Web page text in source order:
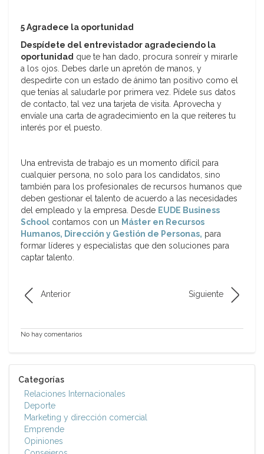
5 Agradece la oportunidad
Despídete del entrevistador agradeciendo la
oportunidad que te han dado, procura sonreír y mirarle
a los ojos. Debes darle un apretón de manos, y
despedirte con un estado de ánimo tan positivo como el
que tenías al saludarle por primera vez. Pídele sus datos
de contacto, tal vez una tarjeta de visita. Aprovecha y
envíale una carta de agradecimiento en la que reiteres tu
interés por el puesto.
Una entrevista de trabajo es un momento difícil para
cualquier persona, no solo para los candidatos, sino
también para los profesionales de recursos humanos que
deben gestionar el talento de acuerdo a las necesidades
del empleado y la empresa. Desde EUDE Business
School contamos con un Máster en Recursos
Humanos, Dirección y Gestión de Personas, para
formar líderes y especialistas que den soluciones para
captar talento.
Anterior Siguiente
No hay comentarios
Categorías
Relaciones Internacionales
Deporte
Marketing y dirección comercial
Emprende
Opiniones